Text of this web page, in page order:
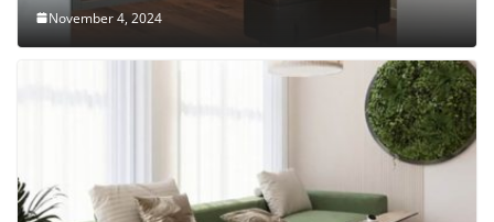
November 4, 2024